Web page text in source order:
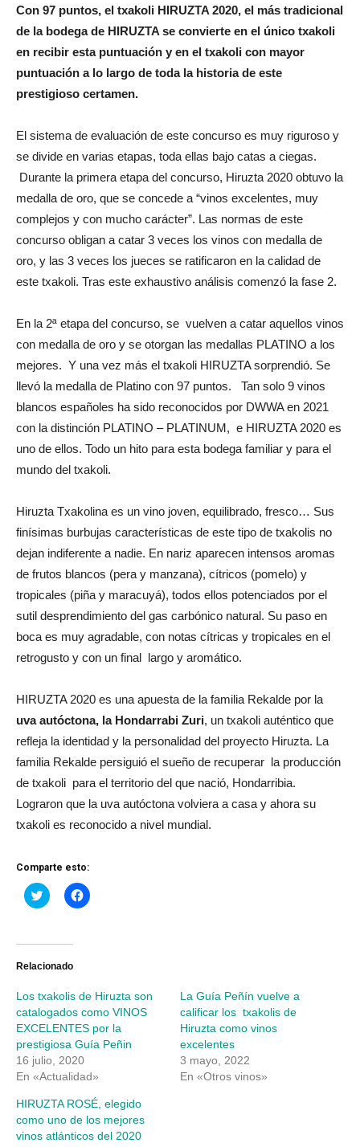
Con 97 puntos, el txakoli HIRUZTA 2020, el más tradicional
de la bodega de HIRUZTA se convierte en el único txakoli
en recibir esta puntuación y en el txakoli con mayor
puntuación a lo largo de toda la historia de este
prestigioso certamen.
El sistema de evaluación de este concurso es muy riguroso y
se divide en varias etapas, toda ellas bajo catas a ciegas.
Durante la primera etapa del concurso, Hiruzta 2020 obtuvo la
medalla de oro, que se concede a “vinos excelentes, muy
complejos y con mucho carácter”. Las normas de este
concurso obligan a catar 3 veces los vinos con medalla de
oro, y las 3 veces los jueces se ratificaron en la calidad de
este txakoli. Tras este exhaustivo análisis comenzó la fase 2.
En la 2ª etapa del concurso, se vuelven a catar aquellos vinos
con medalla de oro y se otorgan las medallas PLATINO a los
mejores. Y una vez más el txakoli HIRUZTA sorprendió. Se
llevó la medalla de Platino con 97 puntos. Tan solo 9 vinos
blancos españoles ha sido reconocidos por DWWA en 2021
con la distinción PLATINO – PLATINUM, e HIRUZTA 2020 es
uno de ellos. Todo un hito para esta bodega familiar y para el
mundo del txakoli.
Hiruzta Txakolina es un vino joven, equilibrado, fresco… Sus
finísimas burbujas características de este tipo de txakolis no
dejan indiferente a nadie. En nariz aparecen intensos aromas
de frutos blancos (pera y manzana), cítricos (pomelo) y
tropicales (piña y maracuyá), todos ellos potenciados por el
sutil desprendimiento del gas carbónico natural. Su paso en
boca es muy agradable, con notas cítricas y tropicales en el
retrogusto y con un final largo y aromático.
HIRUZTA 2020 es una apuesta de la familia Rekalde por la
uva autóctona, la Hondarrabi Zuri, un txakoli auténtico que
refleja la identidad y la personalidad del proyecto Hiruzta. La
familia Rekalde persiguió el sueño de recuperar la producción
de txakoli para el territorio del que nació, Hondarribia.
Lograron que la uva autóctona volviera a casa y ahora su
txakoli es reconocido a nivel mundial.
Comparte esto:
Haz
clic
Twitter
abre
ventana
nueva)
Haz
clic
ventana
nueva)
Relacionado
Los txakolis de Hiruzta son
catalogados como VINOS
EXCELENTES por la
prestigiosa Guía Peñin
16 julio, 2020
En «Actualidad»
La Guía Peñín vuelve a
calificar los txakolis de
Hiruzta como vinos
excelentes
3 mayo, 2022
En «Otros vinos»
HIRUZTA ROSÉ, elegido
como uno de los mejores
vinos atlánticos del 2020